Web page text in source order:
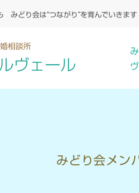
みどり会は“つながり”を育んでいきます
相談所
ヴェール
みどり会メン